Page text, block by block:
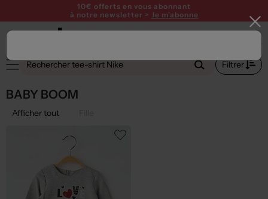
10€ offerts en vous abonnant
à notre newsletter > Je m'abonne
Filtrer
BABY BOOM
Afficher tout